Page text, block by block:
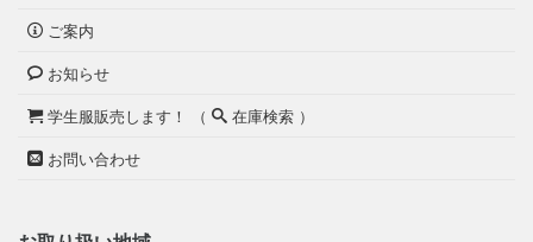
ご案内
お知らせ
学生服販売します！ （
在庫検索 ）
お問い合わせ